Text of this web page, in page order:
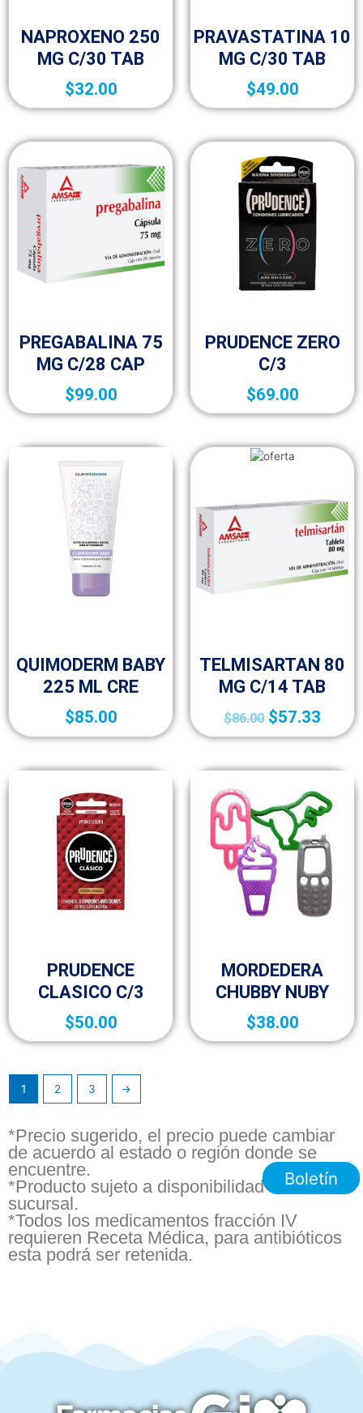
NAPROXENO 250
MG C/30 TAB
$32.00
PRAVASTATINA 10
MG C/30 TAB
$49.00
PREGABALINA 75
MG C/28 CAP
$99.00
PRUDENCE ZERO
C/3
$69.00
QUIMODERM BABY
225 ML CRE
$85.00
TELMISARTAN 80
MG C/14 TAB
$86.00 $57.33
PRUDENCE
CLASICO C/3
$50.00
MORDEDERA
CHUBBY NUBY
$38.00
1 2 3 →
*Precio sugerido, el precio puede cambiar
de acuerdo al estado o región donde se
encuentre.
*Producto sujeto a disponibilidad en
sucursal.
*Todos los medicamentos fracción IV
requieren Receta Médica, para antibióticos
esta podrá ser retenida.
Boletín